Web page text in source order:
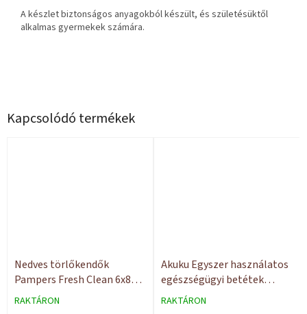
Kapcsolódó termékek
Nedves törlőkendők
Pampers Fresh Clean 6x80
db
RAKTÁRON
Akuku Egyszer használatos
egészségügyi betétek
PREMIUM 40x60 15 db
RAKTÁRON
A készlet biztonságos anyagokból készült, és születésüktől
alkalmas gyermekek számára.